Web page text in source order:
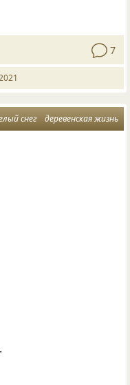
7
снег деревенская жизнь